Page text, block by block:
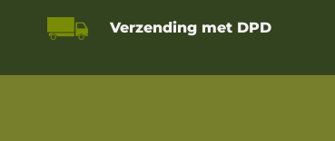
Verzending met DPD